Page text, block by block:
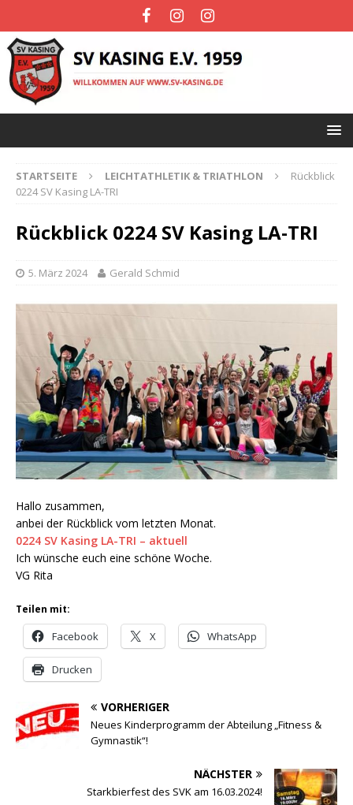
STARTSEITE LEICHTATHLETIK & TRIATHLON
Rückblick
0224 SV Kasing LA-TRI
Rückblick 0224 SV Kasing LA-TRI
5. März 2024 Gerald Schmid
Hallo zusammen,
anbei der Rückblick vom letzten Monat.
0224 SV Kasing LA-TRI – aktuell
Ich wünsche euch eine schöne Woche.
VG Rita
Teilen mit:
Facebook X WhatsApp
Drucken
VORHERIGER
Neues Kinderprogramm der Abteilung „Fitness &
Gymnastik“!
NÄCHSTER
Starkbierfest des SVK am 16.03.2024!